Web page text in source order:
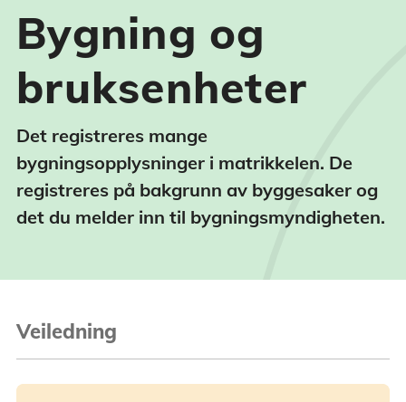
Bygning og
bruksenheter
Det registreres mange
bygningsopplysninger i matrikkelen. De
registreres på bakgrunn av byggesaker og
det du melder inn til bygningsmyndigheten.
Veiledning